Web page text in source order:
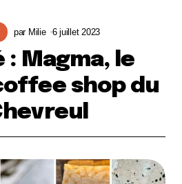
par Milie 6 juillet 2023
: Magma, le
shop du